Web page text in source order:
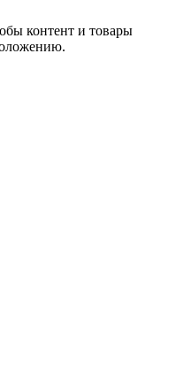
контент и товары